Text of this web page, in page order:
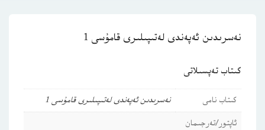
نەسرىدىن ئەپەندى لەتىپىلىرى قامۇسى 1
كىتاب تەپسىلاتى
كىتاب نامى
نەسرىدىن ئەپەندى لەتىپىلىرى قامۇسى 1
ئاپتور/تەرجىمان